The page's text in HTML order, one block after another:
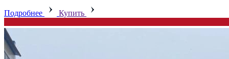
Подробнее Купить